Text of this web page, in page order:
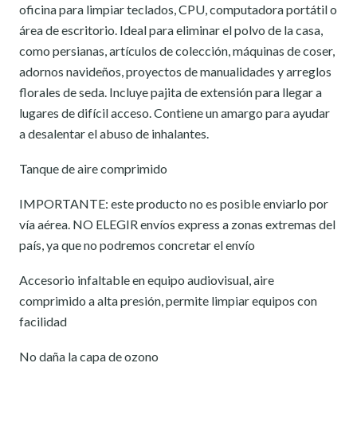
oficina para limpiar teclados, CPU, computadora portátil o
área de escritorio. Ideal para eliminar el polvo de la casa,
como persianas, artículos de colección, máquinas de coser,
adornos navideños, proyectos de manualidades y arreglos
florales de seda. Incluye pajita de extensión para llegar a
lugares de difícil acceso. Contiene un amargo para ayudar
a desalentar el abuso de inhalantes.
Tanque de aire comprimido
IMPORTANTE: este producto no es posible enviarlo por
vía aérea. NO ELEGIR envíos express a zonas extremas del
país, ya que no podremos concretar el envío
Accesorio infaltable en equipo audiovisual, aire
comprimido a alta presión, permite limpiar equipos con
facilidad
No daña la capa de ozono